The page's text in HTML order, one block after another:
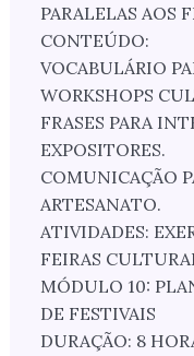
PARALELAS AOS
CONTEÚDO:
VOCABULÁRIO
WORKSHOPS
FRASES PARA
EXPOSITORES.
COMUNICAÇÃO
ARTESANATO.
ATIVIDADES:
FEIRAS
MÓDULO 10:
DE FESTIVAIS
DURAÇÃO: 8